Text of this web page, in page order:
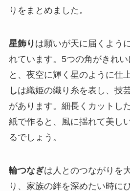
りをまとめました。
星飾り は願いが天に届くよう
れています。5つの角がきれ
と、夜空に輝く星のように仕
しは織姫の織り糸を表し、技
があります。細長くカットし
紙で作ると、風に揺れて美し
るでしょう。
輪つなぎは人とのつながりを
り、家族の絆を深めたい時に